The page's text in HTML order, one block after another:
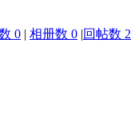
0 | 相册数 0 |回帖数 2